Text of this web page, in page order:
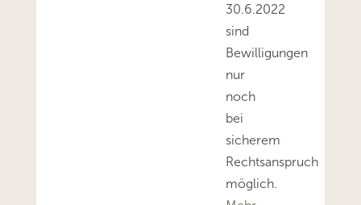
30.6.2022
sind
Bewilligungen
nur
noch
bei
sicherem
Rechtsanspruch
möglich.